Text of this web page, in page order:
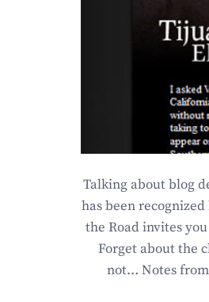
Talking about blog
has been
the Road invites
Forget about the
not… Notes from